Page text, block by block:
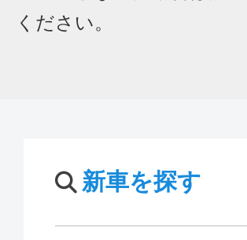
ください。
新車を探す